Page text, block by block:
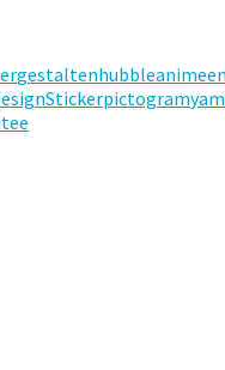
gestaltenhubbleanime
Stickerpictogram